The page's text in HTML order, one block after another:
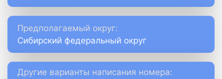
Предполагаемый округ:
Сибирский федеральный округ
Другие варианты написания номера: